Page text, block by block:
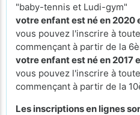
"baby-tennis et Ludi-gym"
votre enfant est né en 2020
vous pouvez l'inscrire à
commençant à partir de la
votre enfant est né en 2017
vous pouvez l'inscrire à
commençant à partir de la
Les inscriptions en lignes